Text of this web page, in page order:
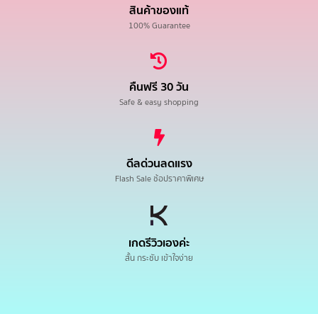
สินค้าของแท้
100% Guarantee
คืนฟรี 30 วัน
Safe & easy shopping
ดีลด่วนลดแรง
Flash Sale ช้อปราคาพิเศษ
เกดรีวิวเองค่ะ
สั้น กระชับ เข้าใจง่าย